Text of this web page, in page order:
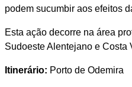
podem sucumbir aos efeitos
Esta ação decorre na área
Sudoeste Alentejano e Costa
Itinerário: Porto de Odemira